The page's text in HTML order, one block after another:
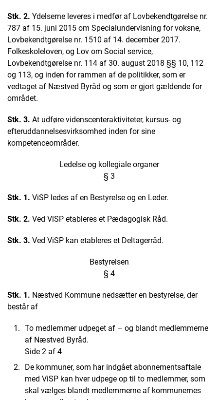
Stk. 2. Ydelserne leveres i medfør af Lovbekendtgørelse nr.
787 af 15. juni 2015 om Specialundervisning for voksne,
Lovbekendtgørelse nr. 1510 af 14. december 2017.
Folkeskoleloven, og Lov om Social service,
Lovbekendtgørelse nr. 114 af 30. august 2018 §§ 10, 112
og 113, og inden for rammen af de politikker, som er
vedtaget af Næstved Byråd og som er gjort gældende for
området.
Stk. 3. At udføre videnscenteraktiviteter, kursus- og
efteruddannelsesvirksomhed inden for sine
kompetenceområder.
Ledelse og kollegiale organer
§ 3
Stk. 1. ViSP ledes af en Bestyrelse og en Leder.
Stk. 2. Ved ViSP etableres et Pædagogisk Råd.
Stk. 3. Ved ViSP kan etableres et Deltagerråd.
Bestyrelsen
§ 4
Stk. 1. Næstved Kommune nedsætter en bestyrelse, der
består af
To medlemmer udpeget af – og blandt medlemmerne
af Næstved Byråd.
Side 2 af 4
De kommuner, som har indgået abonnementsaftale
med ViSP kan hver udpege op til to medlemmer, som
skal vælges blandt medlemmerne af kommunernes